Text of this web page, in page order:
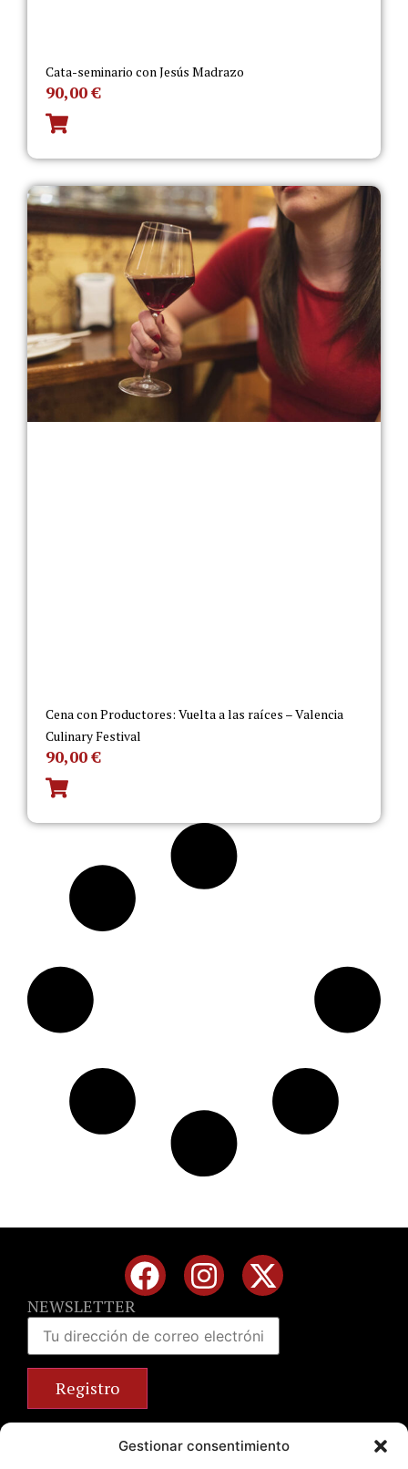
Gestionar consentimiento
Cata-seminario con Jesús Madrazo
90,00€
Cena con Productores: Vuelta a las raíces – Valencia
Culinary Festival
90,00€
NEWSLETTER
+34 963 672 314